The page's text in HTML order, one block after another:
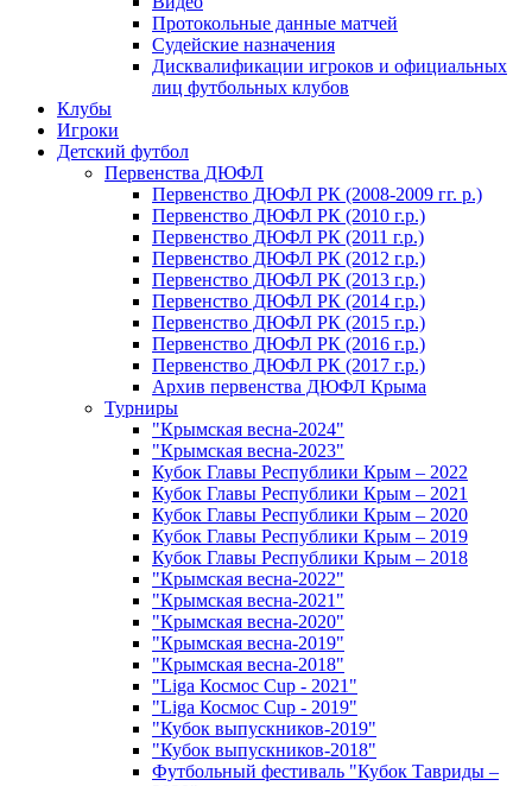
Протокольные данные матчей
Судейские назначения
Дисквалификации игроков и официальных
лиц футбольных клубов
Клубы
Игроки
Детский футбол
Первенства ДЮФЛ
Первенство ДЮФЛ РК (2008-2009 гг. р.)
Первенство ДЮФЛ РК (2010 г.р.)
Первенство ДЮФЛ РК (2011 г.р.)
Первенство ДЮФЛ РК (2012 г.р.)
Первенство ДЮФЛ РК (2013 г.р.)
Первенство ДЮФЛ РК (2014 г.р.)
Первенство ДЮФЛ РК (2015 г.р.)
Первенство ДЮФЛ РК (2016 г.р.)
Первенство ДЮФЛ РК (2017 г.р.)
Архив первенства ДЮФЛ Крыма
Турниры
"Крымская весна-2024"
"Крымская весна-2023"
Кубок Главы Республики Крым – 2022
Кубок Главы Республики Крым – 2021
Кубок Главы Республики Крым – 2020
Кубок Главы Республики Крым – 2019
Кубок Главы Республики Крым – 2018
"Крымская весна-2022"
"Крымская весна-2021"
"Крымская весна-2020"
"Крымская весна-2019"
"Крымская весна-2018"
"Liga Космос Cup - 2021"
"Liga Космос Cup - 2019"
"Кубок выпускников-2019"
"Кубок выпускников-2018"
Футбольный фестиваль "Кубок Тавриды –